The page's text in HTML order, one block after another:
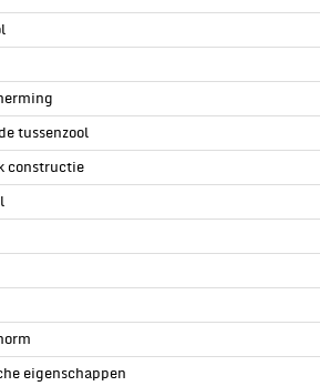
tussenzool
constructie
eigenschappen